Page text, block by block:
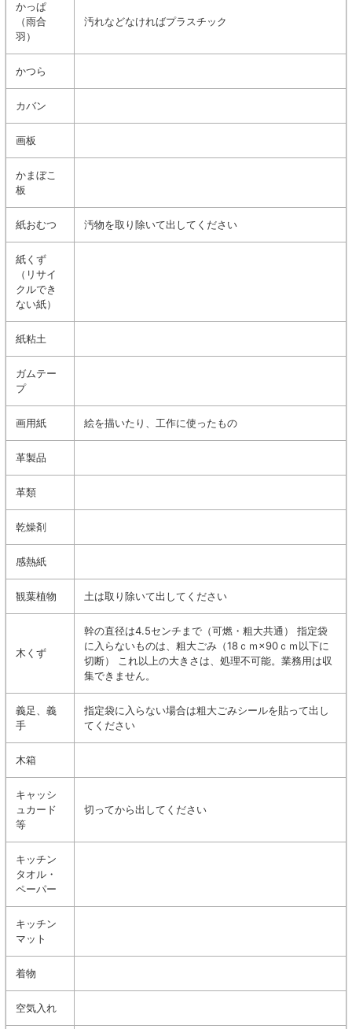
かっぱ
（雨合
羽）
汚れなどなければプラスチック
かつら
カバン
画板
かまぼこ
板
紙おむつ 汚物を取り除いて出してください
紙くず
（リサイ
クルでき
ない紙）
紙粘土
ガムテー
プ
画用紙 絵を描いたり、工作に使ったもの
革製品
革類
乾燥剤
感熱紙
観葉植物 土は取り除いて出してください
木くず
幹の直径は4.5センチまで（可燃・粗大共通） 指定袋
に入らないものは、粗大ごみ（18ｃｍ×90ｃｍ以下に
切断） これ以上の大きさは、処理不可能。業務用は収
集できません。
義足、義
手
指定袋に入らない場合は粗大ごみシールを貼って出し
てください
木箱
キャッシ
ュカード
等
切ってから出してください
キッチン
タオル・
ペーパー
キッチン
マット
着物
空気入れ